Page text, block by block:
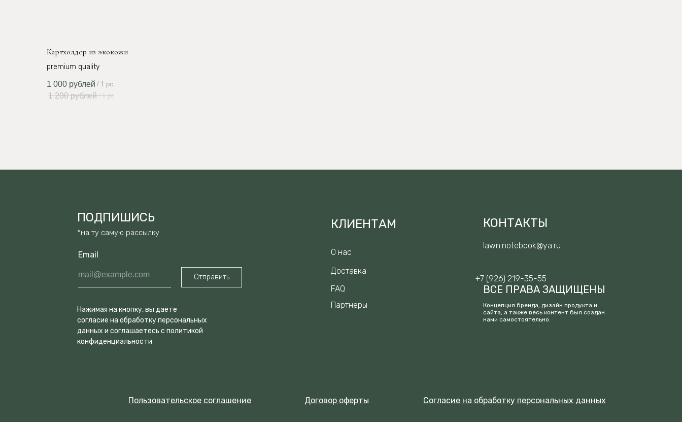
Картхолдер из экокожи
premium quality
1 000 рублей / 1 pc
1 200 рублей / 1 pc
КЛИЕНТАМ
О нас
Доставка
FAQ
Партнеры
Пользовательское соглашение Согласие на обработку персональных данных
Договор оферты
ПОДПИШИСЬ
*на ту самую рассылку
Концепция бренда, дизайн продукта и
сайта, а также весь контент был создан
нами самостоятельно.
ВСЕ ПРАВА ЗАЩИЩЕНЫ
Email
mail@example.com Отправить
Нажимая на кнопку, вы даете
согласие на обработку персональных
данных и соглашаетесь c политикой
конфиденциальности
lawn.notebook@ya.ru
КОНТАКТЫ
+7 (926) 219-35-55